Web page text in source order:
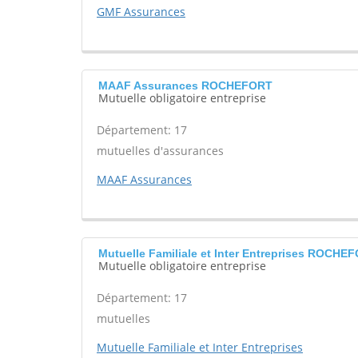
GMF Assurances
MAAF Assurances ROCHEFORT
Mutuelle obligatoire entreprise
Département: 17
mutuelles d'assurances
MAAF Assurances
Mutuelle Familiale et Inter Entreprises
Mutuelle obligatoire entreprise
Département: 17
mutuelles
Mutuelle Familiale et Inter Entreprises